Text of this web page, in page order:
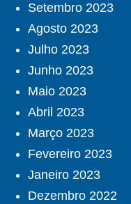
Setembro 2023
Agosto 2023
Julho 2023
Junho 2023
Maio 2023
Abril 2023
Março 2023
Fevereiro 2023
Janeiro 2023
Dezembro 2022